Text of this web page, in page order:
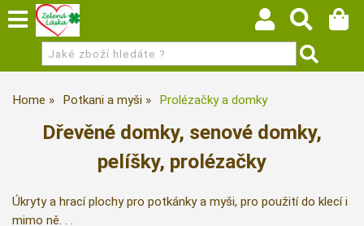
Home Potkani a myši Prolézačky a domky
Dřevěné domky, senové domky,
pelíšky, prolézačky
Úkryty a hrací plochy pro potkánky a myši, pro použití do klecí i
mimo ně. . .